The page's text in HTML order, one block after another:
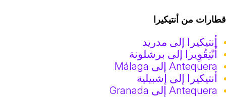
من أنتيكيرا
أنتيكيرا إلى مدريد
أَنْتِقُوِيرا إلى برشلونة
Antequera إلى Málaga
أنتيكيرا إلى إشبيلية
Antequera إلى Granada